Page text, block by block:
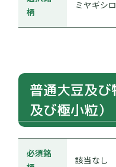
柄
ミヤギシ
普通大豆及
及び極小粒）
必須銘
該当なし